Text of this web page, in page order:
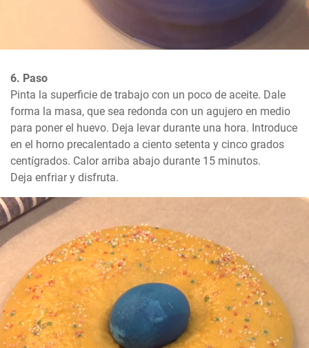
6. Paso
Pinta la superficie de trabajo con un poco de aceite. Dale
forma la masa, que sea redonda con un agujero en medio
para poner el huevo. Deja levar durante una hora. Introduce
en el horno precalentado a ciento setenta y cinco grados
centígrados. Calor arriba abajo durante 15 minutos.
Deja enfriar y disfruta.